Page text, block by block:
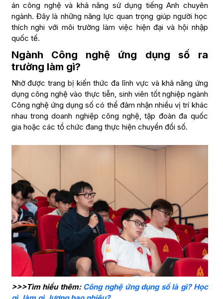
án công nghệ và khả năng sử dụng tiếng Anh chuyên
ngành. Đây là những năng lực quan trọng giúp người học
thích nghi với môi trường làm việc hiện đại và hội nhập
quốc tế.
Ngành Công nghệ ứng dụng số ra
trường làm gì?
Nhờ được trang bị kiến thức đa lĩnh vực và khả năng ứng
dụng công nghệ vào thực tiễn, sinh viên tốt nghiệp ngành
Công nghệ ứng dụng số có thể đảm nhận nhiều vị trí khác
nhau trong doanh nghiệp công nghệ, tập đoàn đa quốc
gia hoặc các tổ chức đang thực hiện chuyển đổi số.
>>>Tìm hiểu thêm: Công nghệ ứng dụng số là gì? Học